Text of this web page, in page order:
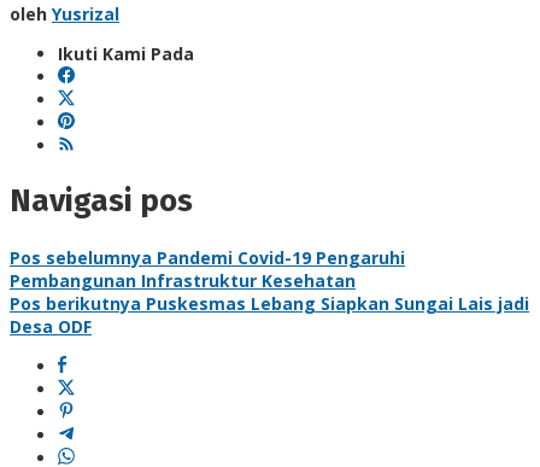
oleh Yusrizal
Ikuti Kami Pada
Navigasi pos
Pos sebelumnya Pandemi Covid-19 Pengaruhi
Pembangunan Infrastruktur Kesehatan
Pos berikutnya Puskesmas Lebang Siapkan Sungai Lais jadi
Desa ODF